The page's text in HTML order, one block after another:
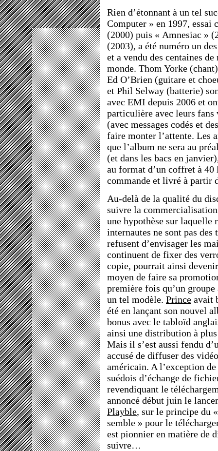
Rien d’étonnant à un tel
Computer » en 1997,
(2000) puis « Amnesiac »
(2003), a été numéro un
et a vendu des centaines
monde. Thom Yorke
Ed O’Brien (guitare et
et Phil Selway (batterie)
avec EMI depuis 2006 et
particulière avec leurs
(avec messages codés et
faire monter l’attente. Les
que l’album ne sera au
(et dans les bacs en
au format d’un coffret à
commande et livré à partir
Au-delà de la qualité du
suivre la
une hypothèse sur laquelle
internautes ne sont pas des
refusent d’envisager les
continuent de fixer des
copie, pourrait ainsi
moyen de faire sa
première fois qu’un
un tel modèle. Prince avait
été en lançant son nouvel
bonus avec le tabloïd
ainsi une distribution à
Mais il s’est aussi fendu
accusé de diffuser des
américain. A l’exception de
suédois d’échange de
revendiquant le
annoncé début juin le
Playble, sur le principe du
semble » pour le
est pionnier en matière de
suivre…